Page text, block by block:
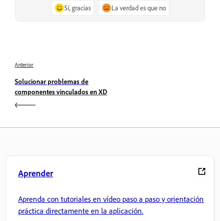
Sí, gracias La verdad es que no
Anterior
Solucionar problemas de
componentes vinculados en XD
Aprender
Aprenda con tutoriales en vídeo paso a paso y orientación
práctica directamente en la aplicación.